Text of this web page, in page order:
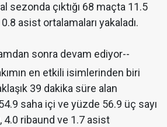
sezonda çıktığı 68 maçta 11.5
asist ortalamaları yakaladı.
sonra devam ediyor--
en etkili isimlerinden biri
39 dakika süre alan
saha içi ve yüzde 56.9 üç sayı
4.0 ribaund ve 1.7 asist